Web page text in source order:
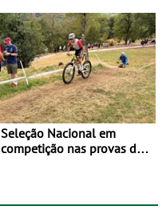
no Cartaxo
Seleção Nacional em
competição nas provas de